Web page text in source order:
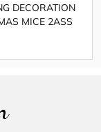
DECORATION
MICE 2ASS